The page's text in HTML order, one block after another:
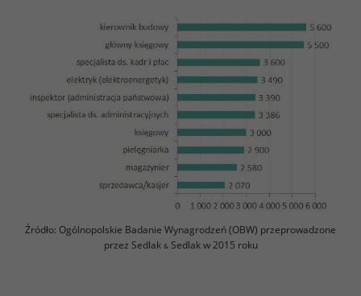
Źródło: Ogólnopolskie Badanie Wynagrodzeń (OBW) przeprowadzone
przez Sedlak &Sedlak w 2015 roku